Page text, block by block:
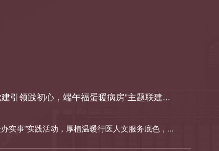
引领践初心，端午福蛋暖病房”主题联建...
实事”实践活动，厚植温暖行医人文服务底色，...